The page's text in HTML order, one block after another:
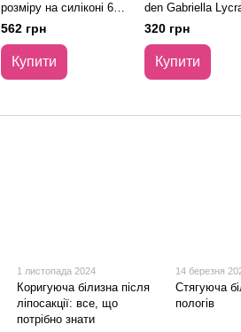
розміру на силіконі 60
den Annes truss білі 5/6
562 грн
Купити
den Gabriella Lycra
1/2
320 грн
Купити
1 листопада 2024
Коригуюча білизна після
ліпосакції: все, що
потрібно знати
14 березня
Стягуюча
пологів